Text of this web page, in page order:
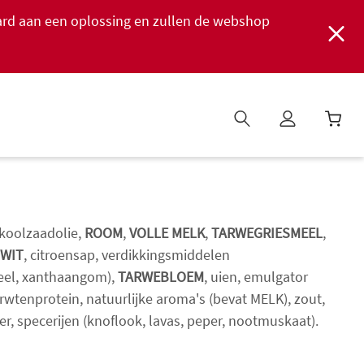
aan een oplossing en zullen de webshop
ROOM,VOLLE MELK,TARWEGRIESMEEL,
, citroensap, verdikkingsmiddelen
xanthaangom),TARWEBLOEM, uien, emulgator
natuurlijke aroma's (bevat MELK), zout,
specerijen (knoflook, lavas, peper, nootmuskaat).